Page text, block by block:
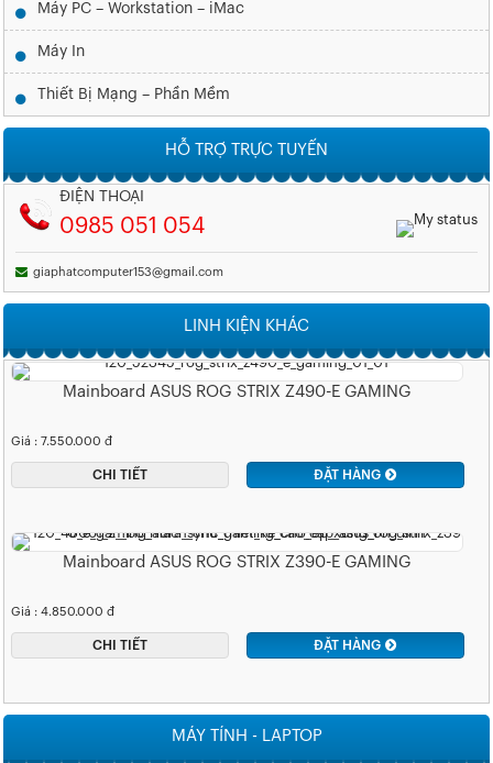
Máy PC – Workstation – iMac
Máy In
Thiết Bị Mạng – Phần Mềm
HỖ TRỢ TRỰC TUYẾN
ĐIỆN THOẠI
0985 051 054
giaphatcomputer153@gmail.com
LINH KIỆN KHÁC
Mainboard ASUS ROG STRIX Z490-E GAMING
Giá : 7.550.000 đ
CHI TIẾT ĐẶT HÀNG
Mainboard ASUS ROG STRIX Z390-E GAMING
Giá : 4.850.000 đ
CHI TIẾT ĐẶT HÀNG
MÁY TÍNH - LAPTOP